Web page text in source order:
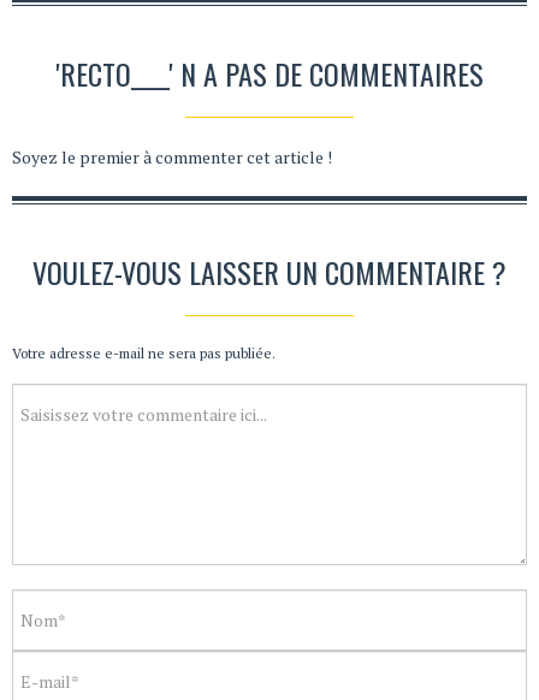
'RECTO____' N A PAS DE COMMENTAIRES
Soyez le premier à commenter cet article !
VOULEZ-VOUS LAISSER UN COMMENTAIRE ?
Votre adresse e-mail ne sera pas publiée.